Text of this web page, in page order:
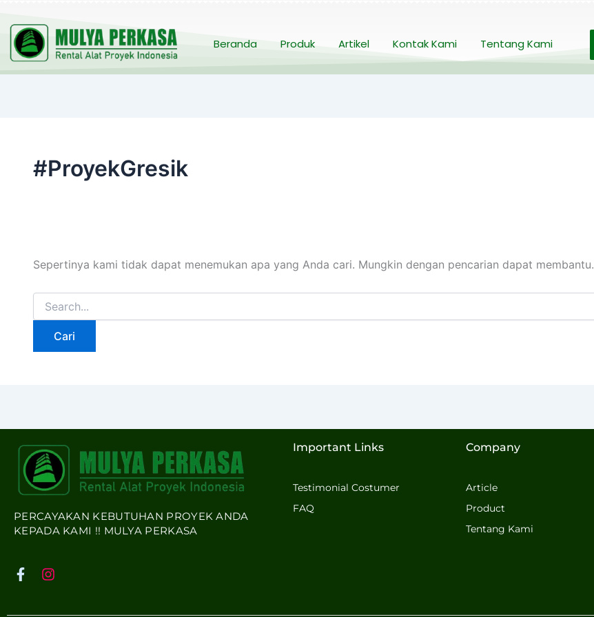
Beranda Produk Artikel Kontak Kami Tentang Kami
#ProyekGresik
Sepertinya kami tidak dapat menemukan apa yang Anda cari. Mungkin dengan pencarian dapat membantu.
PERCAYAKAN KEBUTUHAN PROYEK ANDA
KEPADA KAMI !! MULYA PERKASA
F
I
Important Links
Testimonial Costumer
FAQ
Company
Article
Product
Tentang Kami